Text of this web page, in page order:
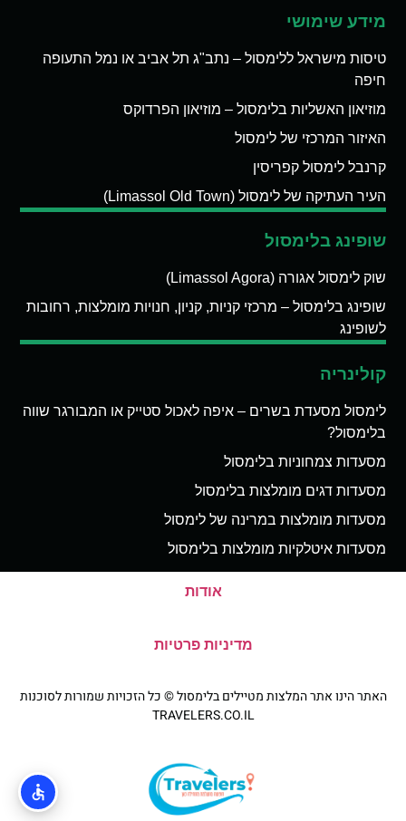
מידע שימושי
טיסות מישראל ללימסול – נתב"ג תל אביב או נמל התעופה
חיפה
מוזיאון האשליות בלימסול – מוזיאון הפרדוקס
האיזור המרכזי של לימסול
קרנבל לימסול קפריסין
העיר העתיקה של לימסול (Limassol Old Town)
שופינג בלימסול
שוק לימסול אגורה (Limassol Agora)
שופינג בלימסול – מרכזי קניות, קניון, חנויות מומלצות, רחובות
לשופינג
קולינריה
לימסול מסעדת בשרים – איפה לאכול סטייק או המבורגר שווה
בלימסול?
מסעדות צמחוניות בלימסול
מסעדות דגים מומלצות בלימסול
מסעדות מומלצות במרינה של לימסול
מסעדות איטלקיות מומלצות בלימסול
אודות
מדיניות פרטיות
האתר הינו אתר המלצות מטיילים בלימסול © כל הזכויות שמורות לסוכנות
TRAVELERS.CO.IL